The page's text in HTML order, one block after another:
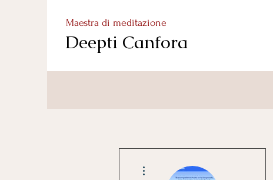
Maestra di meditazione
Deepti Canfora